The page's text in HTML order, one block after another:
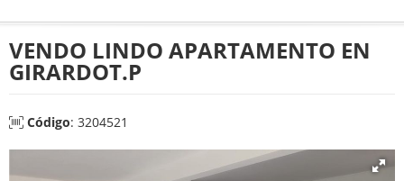
VENDO LINDO APARTAMENTO EN
GIRARDOT.P
Código: 3204521